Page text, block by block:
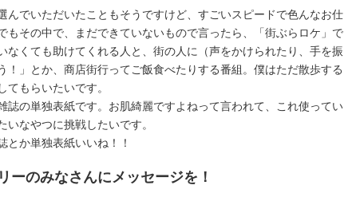
んでいただいたこともそうですけど、すごいスピードで色んなお仕
もその中で、まだできていないもので言ったら、「街ぶらロケ」で
なくても助けてくれる人と、街の人に（声をかけられたり、手を振
！」とか、商店街行ってご飯食べたりする番組。僕はただ散歩する
てもらいたいです。
誌の単独表紙です。お肌綺麗ですよねって言われて、これ使ってい
なやつに挑戦したいです。
とか単独表紙いいね！！
ーのみなさんにメッセージを！